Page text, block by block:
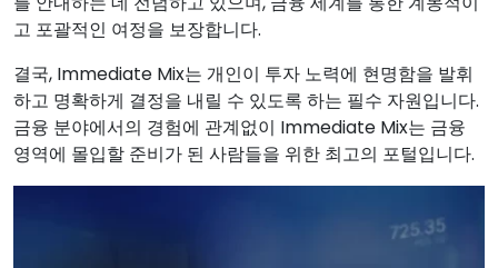
고 포괄적인 여정을 보장합니다.
결국, Immediate Mix는 개인이 투자 노력에 현명함을 발휘
하고 명확하게 결정을 내릴 수 있도록 하는 필수 자원입니다.
금융 분야에서의 경험에 관계없이 Immediate Mix는 금융
영역에 몰입할 준비가 된 사람들을 위한 최고의 포털입니다.